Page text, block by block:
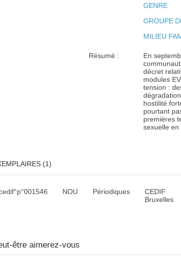
GENRE
GROUPE
MILIEU
Résumé :
En
décret
modules
tension :
hostilité
pourtant
premières
sexuelle en
(1)
NOU Périodiques
CEDIF
Bruxelles
être aimerez-vous